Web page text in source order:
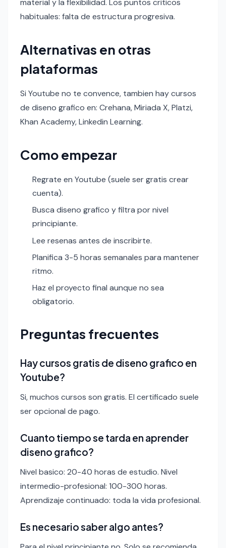
material y la flexibilidad. Los puntos criticos
habituales: falta de estructura progresiva.
Alternativas en otras
plataformas
Si Youtube no te convence, tambien hay cursos
de diseno grafico en: Crehana, Miriada X, Platzi,
Khan Academy, Linkedin Learning.
Como empezar
Regrate en Youtube (suele ser gratis crear
cuenta).
Busca diseno grafico y filtra por nivel
principiante.
Lee resenas antes de inscribirte.
Planifica 3-5 horas semanales para mantener
ritmo.
Haz el proyecto final aunque no sea
obligatorio.
Preguntas frecuentes
Hay cursos gratis de diseno grafico en
Youtube?
Si, muchos cursos son gratis. El certificado suele
ser opcional de pago.
Cuanto tiempo se tarda en aprender
diseno grafico?
Nivel basico: 20-40 horas de estudio. Nivel
intermedio-profesional: 100-300 horas.
Aprendizaje continuado: toda la vida profesional.
Es necesario saber algo antes?